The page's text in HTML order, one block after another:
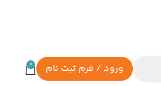
ورود / فرم ثبت نام 0